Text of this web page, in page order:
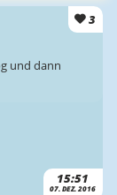
3
15:51
07. DEZ. 2016
und dann